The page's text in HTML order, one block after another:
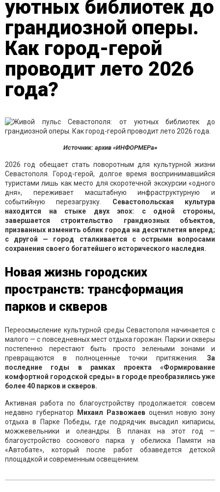
уютных библиотек до
грандиозной оперы.
Как город-герой
проводит лето 2026
года?
Источник: архив «ИНФОРМЕРа»
2026 год обещает стать поворотным для культурной жизни
Севастополя. Город-герой, долгое время воспринимавшийся
туристами лишь как место для скоротечной экскурсии «одного
дня», переживает масштабную инфраструктурную и
событийную перезагрузку. Севастопольская культура
находится на стыке двух эпох: с одной стороны,
завершается строительство грандиозных объектов,
призванных изменить облик города на десятилетия вперед;
с другой — город сталкивается с острыми вопросами
сохранения своего богатейшего исторического наследия.
Новая жизнь городских
пространств: трансформация
парков и скверов
Переосмысление культурной среды Севастополя начинается с
малого — с повседневных мест отдыха горожан. Парки и скверы
постепенно перестают быть просто зелеными зонами и
превращаются в полноценные точки притяжения. За
последние годы в рамках проекта «Формирование
комфортной городской среды» в городе преобразились уже
более 40 парков и скверов.
Активная работа по благоустройству продолжается: совсем
недавно губернатор
Михаил Развожаев оценил новую зону
отдыха в Парке Победы, где подрядчик высадил кипарисы,
можжевельники и олеандры. В планах на этот год —
благоустройство соснового парка у обелиска Памяти на
«Автобате», который после работ обзаведется детской
площадкой и современным освещением.